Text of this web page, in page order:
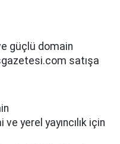
güçlü domain
satışa
yerel yayıncılık için